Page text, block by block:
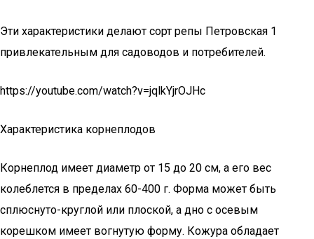
Эти характеристики делают сорт репы Петровская 1
привлекательным для садоводов и потребителей.
https://youtube.com/watch?v=jqlkYjrOJHc
Характеристика корнеплодов
Корнеплод имеет диаметр от 15 до 20 см, а его вес
колеблется в пределах 60-400 г. Форма может быть
сплюснуто-круглой или плоской, а дно с осевым
корешком имеет вогнутую форму. Кожура обладает